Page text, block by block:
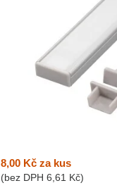
8,00 Kčza kus
(bez DPH 6,61 Kč)